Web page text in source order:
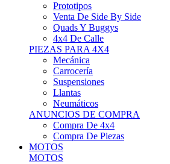
Quads Y Buggys
4x4 De Calle
PIEZAS PARA 4X4
Mecánica
Carrocería
Suspensiones
Llantas
Neumáticos
ANUNCIOS DE COMPRA
Compra De 4x4
Compra De Piezas
MOTOS
MOTOS
Motos De Circuito